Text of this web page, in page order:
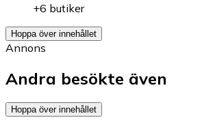
+6 butiker
Hoppa över innehållet
Annons
Andra besökte även
Hoppa över innehållet